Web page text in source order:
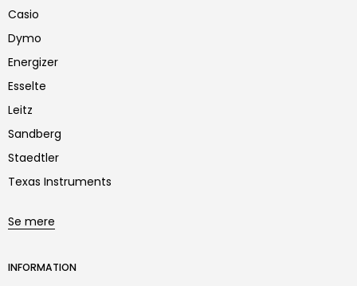
Casio
Dymo
Energizer
Esselte
Leitz
Sandberg
Staedtler
Texas Instruments
Se mere
INFORMATION